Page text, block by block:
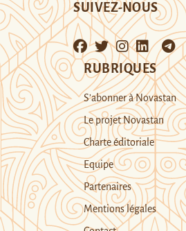
SUIVEZ-NOUS
RUBRIQUES
S’abonner à Novastan
Le projet Novastan
Charte éditoriale
Equipe
Partenaires
Mentions légales